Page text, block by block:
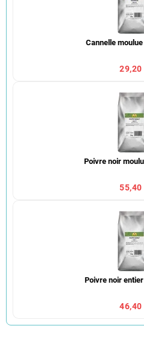
Cannelle
29,20
Poivre noir
55,40
Poivre noir
46,40